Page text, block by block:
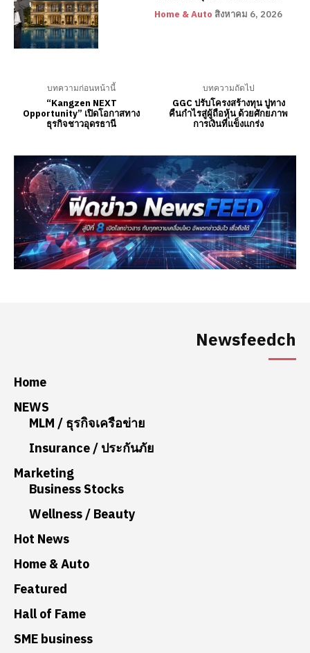
Newsfeedch
Home
NEWS
MLM / ธุรกิจเครือข่าย
Insurance / ประกันภัย
Marketing
Business Stocks
Wellness / Beauty
Hot News
Home & Auto
Featured
Hall of Fame
SME business